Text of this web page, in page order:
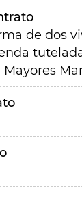
de dos
Mayores